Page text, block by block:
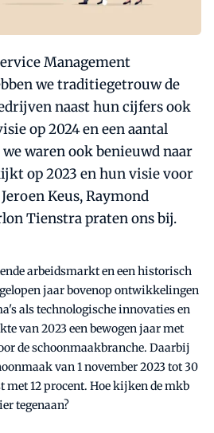
Management
we traditiegetrouw de
naast hun cijfers ook
op 2024 en een aantal
waren ook benieuwd naar
op 2023 en hun visie voor
Keus, Raymond
Tienstra praten ons bij.
arbeidsmarkt en een historisch
jaar bovenop ontwikkelingen
als technologische innovaties en
van 2023 een bewogen jaar met
de schoonmaakbranche. Daarbij
van 1 november 2023 tot 30
12 procent. Hoe kijken de mkb
tegenaan?